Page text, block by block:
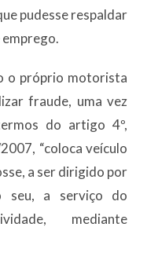
pudesse respaldar
o próprio motorista
fraude, uma vez
do artigo 4º,
“coloca veículo
a ser dirigido por
seu, a serviço do
mediante